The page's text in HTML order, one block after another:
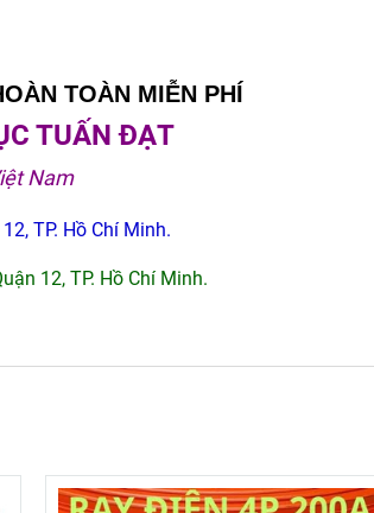
TOÀN MIỄN PHÍ
TUẤN ĐẠT
Nam
TP. Hồ Chí Minh.
12, TP. Hồ Chí Minh.